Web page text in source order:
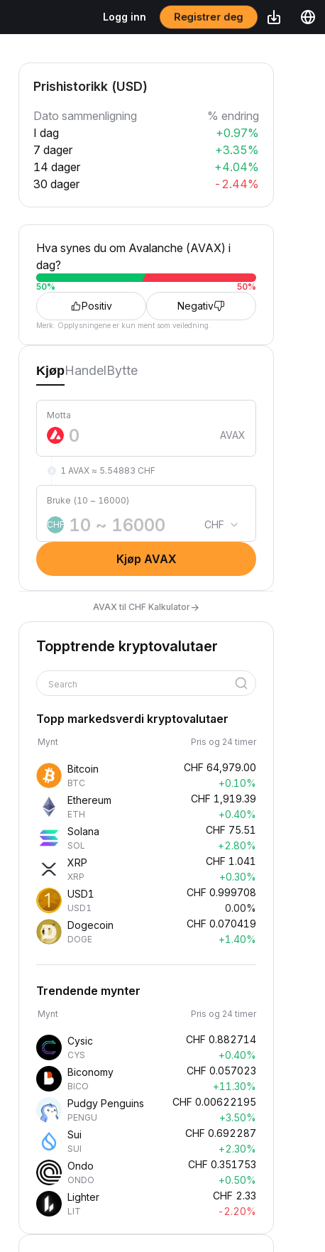
Logg inn Registrer deg
Prishistorikk (USD)
Dato sammenligning
% endring
I dag
+0.97%
7 dager
+3.35%
14 dager
+4.04%
30 dager
-2.44%
Hva synes du om Avalanche (AVAX) i
dag?
50% 50%
Positiv Negativ
Merk: Opplysningene er kun ment som veiledning.
KjøpHandelBytte
Motta
AVAX
1 AVAX ≈ 5.54883 CHF
Bruke (10 ~ 16000)
CHF CHF
Kjøp AVAX
AVAX til CHF Kalkulator→
Topptrende kryptovalutaer
Search
Topp markedsverdi kryptovalutaer
Mynt Pris og 24 timer
Bitcoin
BTC
CHF 64,979.00
+0.10%
Ethereum
ETH
CHF 1,919.39
+0.40%
Solana
SOL
CHF 75.51
+2.80%
XRP
XRP
CHF 1.041
+0.30%
USD1
USD1
CHF 0.999708
0.00%
Dogecoin
DOGE
CHF 0.070419
+1.40%
Trendende mynter
Mynt Pris og 24 timer
Cysic
CYS
CHF 0.882714
+0.40%
Biconomy
BICO
CHF 0.057023
+11.30%
Pudgy Penguins
PENGU
CHF 0.00622195
+3.50%
Sui
SUI
CHF 0.692287
+2.30%
Ondo
ONDO
CHF 0.351753
+0.50%
Lighter
LIT
CHF 2.33
-2.20%